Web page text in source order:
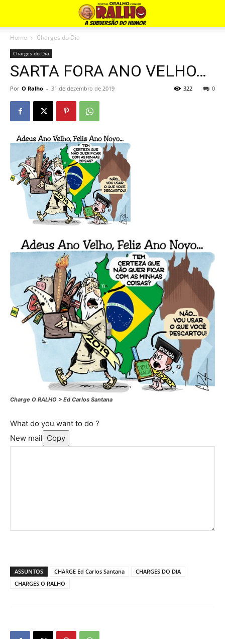
Home Charges do Dia
Charges do Dia
SARTA FORA ANO VELHO…
Por O Ralho - 31 de dezembro de 2019 0
322
Charge O RALHO > Ed Carlos Santana
What do you want to do ?
New mail Copy
ASSUNTOS CHARGE Ed Carlos Santana
CHARGES DO DIA
CHARGES O RALHO